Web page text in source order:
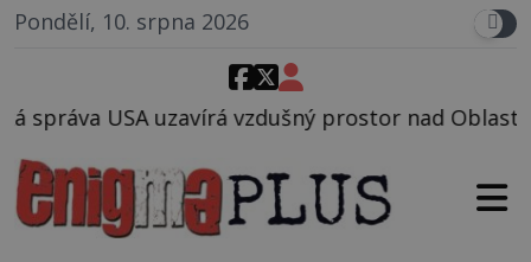
Pondělí, 10. srpna 2026
prostor nad Oblastí 51, mohlo to